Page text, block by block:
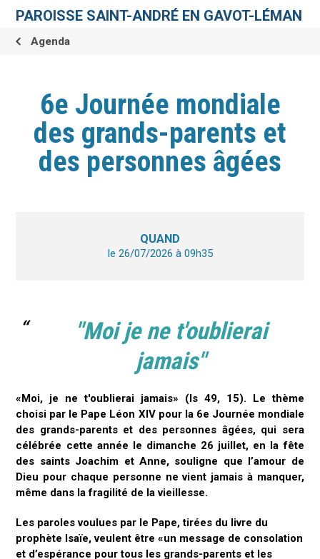
contenu.
personnelsPAROISSE SAINT-ANDRÉ EN GAVOT-LÉMAN
Agenda
6e Journée mondiale
des grands-parents et
des personnes âgées
QUAND
le 26/07/2026 à 09h35
"Moi je ne t'oublierai
jamais"
«Moi, je ne t'oublierai jamais» (Is 49, 15). Le thème
choisi par le Pape Léon XIV pour la 6e Journée mondiale
des grands-parents et des personnes âgées, qui sera
célébrée cette année le dimanche 26 juillet, en la fête
des saints Joachim et Anne, souligne que l’amour de
Dieu pour chaque personne ne vient jamais à manquer,
même dans la fragilité de la vieillesse.
Les paroles voulues par le Pape, tirées du livre du
prophète Isaïe, veulent être «un message de consolation
et d’espérance pour tous les grands-parents et les